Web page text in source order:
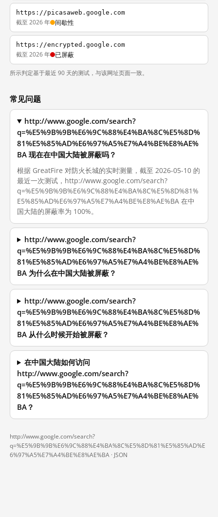
https://picasaweb.google.com
截至 2026 年 间歇性
https://encrypted.google.com
截至 2026 年 已屏蔽
所示判定基于最近 90 天的测试，与该网址页面一致。
常见问题
http://www.google.com/search?
q=%E5%9B%9B%E6%9C%88%E4%BA%8C%E5%8D%
81%E5%85%AD%E6%97%A5%E7%A4%BE%E8%AE%
BA 现在在中国大陆被屏蔽吗？
根据 GreatFire 对防火长城的实时测量，截至 2026-05-10 的
最近一次测试，http://www.google.com/search?
q=%E5%9B%9B%E6%9C%88%E4%BA%8C%E5%8D%81%
E5%85%AD%E6%97%A5%E7%A4%BE%E8%AE%BA 在中
国大陆的屏蔽率为 100%。
http://www.google.com/search?
q=%E5%9B%9B%E6%9C%88%E4%BA%8C%E5%8D%
81%E5%85%AD%E6%97%A5%E7%A4%BE%E8%AE%
BA 为什么在中国大陆被屏蔽？
http://www.google.com/search?
q=%E5%9B%9B%E6%9C%88%E4%BA%8C%E5%8D%
81%E5%85%AD%E6%97%A5%E7%A4%BE%E8%AE%
BA 从什么时候开始被屏蔽？
在中国大陆如何访问
http://www.google.com/search?
q=%E5%9B%9B%E6%9C%88%E4%BA%8C%E5%8D%
81%E5%85%AD%E6%97%A5%E7%A4%BE%E8%AE%
BA？
http://www.google.com/search?
q=%E5%9B%9B%E6%9C%88%E4%BA%8C%E5%8D%81%E5%85%AD%E
6%97%A5%E7%A4%BE%E8%AE%BA · JSON